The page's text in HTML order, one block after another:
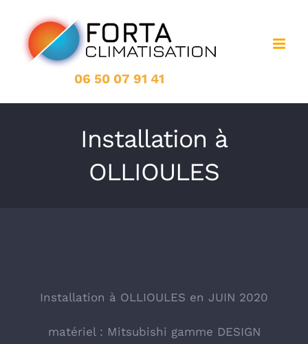
contenu
06 50 07 91 41
Installation à
OLLIOULES
Installation à OLLIOULES en JUIN 2020
matériel : Mitsubishi gamme DESIGN